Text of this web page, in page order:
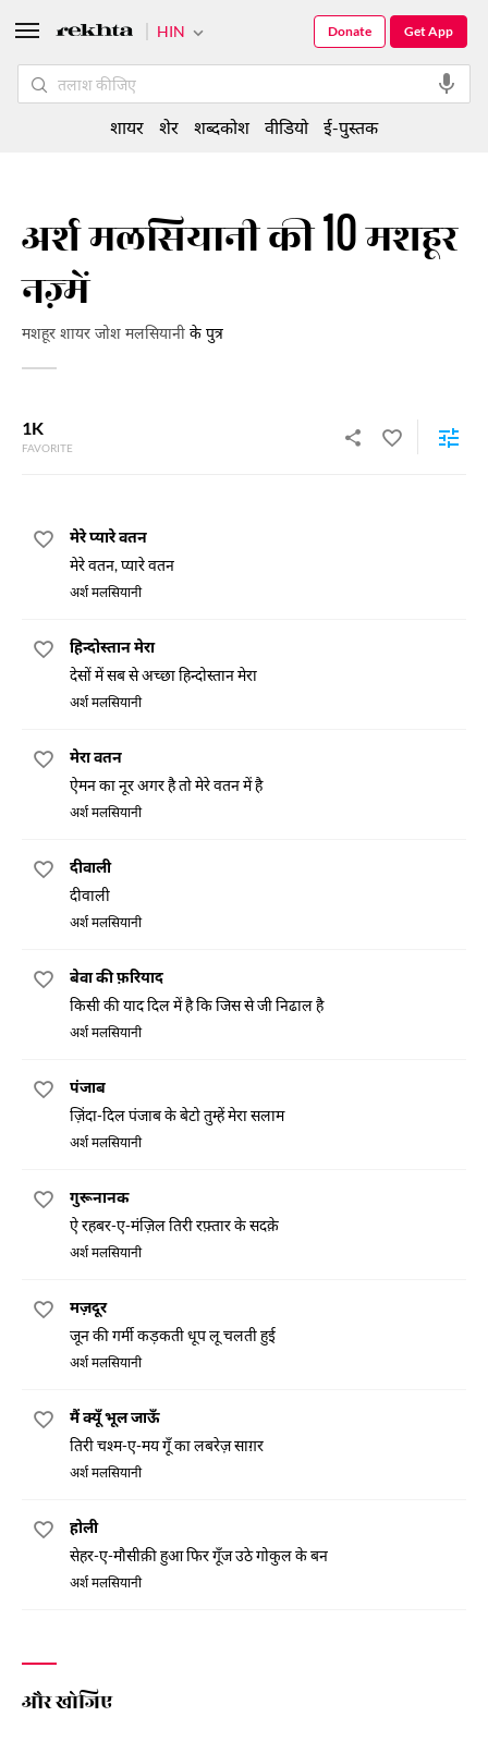
अर्श मलसियानी की 10 मशहूर
नज़्में
मशहूर शायर जोश मलसियानी के पुत्र
1K
FAVORITE
मेरे प्यारे वतन
मेरे वतन, प्यारे वतन
अर्श मलसियानी
हिन्दोस्तान मेरा
देसों में सब से अच्छा हिन्दोस्तान मेरा
अर्श मलसियानी
मेरा वतन
ऐमन का नूर अगर है तो मेरे वतन में है
अर्श मलसियानी
दीवाली
दीवाली
अर्श मलसियानी
बेवा की फ़रियाद
किसी की याद दिल में है कि जिस से जी निढाल है
अर्श मलसियानी
पंजाब
ज़िंदा-दिल पंजाब के बेटो तुम्हें मेरा सलाम
अर्श मलसियानी
गुरूनानक
ऐ रहबर-ए-मंज़िल तिरी रफ़्तार के सदक़े
अर्श मलसियानी
मज़दूर
जून की गर्मी कड़कती धूप लू चलती हुई
अर्श मलसियानी
मैं क्यूँ भूल जाऊँ
तिरी चश्म-ए-मय गूँ का लबरेज़ साग़र
अर्श मलसियानी
होली
सेहर-ए-मौसीक़ी हुआ फिर गूँज उठे गोकुल के बन
अर्श मलसियानी
और खोजिए
HIN Get App
Donate
शायर शेर शब्दकोश वीडियो ई-पुस्तक